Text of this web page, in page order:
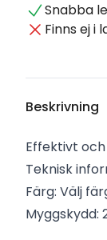
Snabba
Finns ej i
Beskrivning
Effektivt
Teknisk
Färg: Välj
Myggskydd: